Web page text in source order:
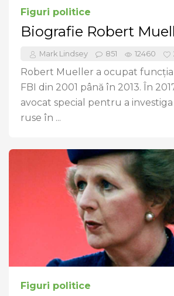
Figuri politice
Biografie Robert
Mark Lindsey 851 12460
Robert Mueller a ocupat funcția
FBI din 2001 până în 2013. În
avocat special pentru a
ruse în ...
Figuri politice